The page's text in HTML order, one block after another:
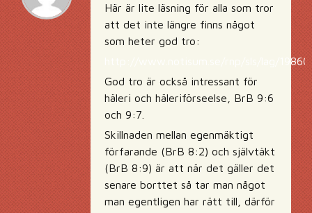
Här är lite läsning för alla som tror
att det inte längre finns något
som heter god tro:
http://www.notisum.se/rnp/sls/lag/
God tro är också intressant för
häleri och häleriförseelse, BrB 9:6
och 9:7.
Skillnaden mellan egenmäktigt
förfarande (BrB 8:2) och självtäkt
(BrB 8:9) är att när det gäller det
senare borttet så tar man något
man egentligen har rätt till, därför